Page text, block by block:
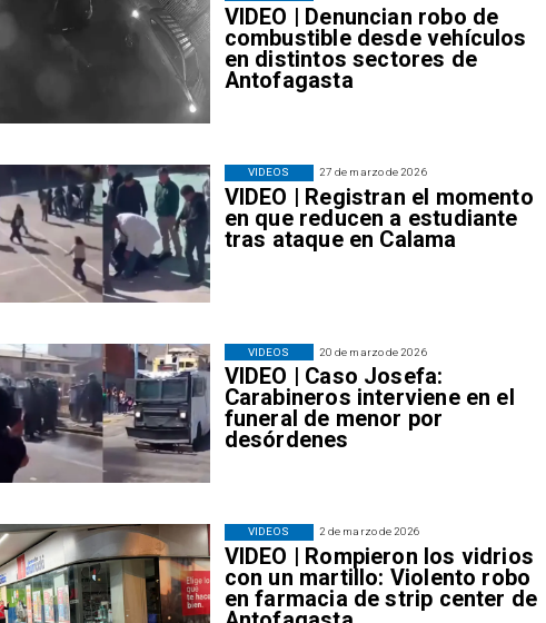
VIDEO | Denuncian robo de
combustible desde vehículos
en distintos sectores de
Antofagasta
27 de marzo de 2026
VIDEO | Registran el momento
en que reducen a estudiante
tras ataque en Calama
VIDEOS
20 de marzo de 2026
VIDEO | Caso Josefa:
Carabineros interviene en el
funeral de menor por
desórdenes
VIDEOS
2 de marzo de 2026
VIDEO | Rompieron los vidrios
con un martillo: Violento robo
en farmacia de strip center de
VIDEOS